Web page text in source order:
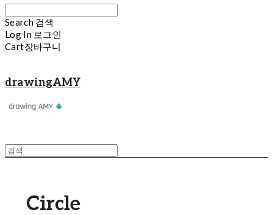
Search 검색
Log In 로그인
Cart장바구니
drawingAMY
Circle